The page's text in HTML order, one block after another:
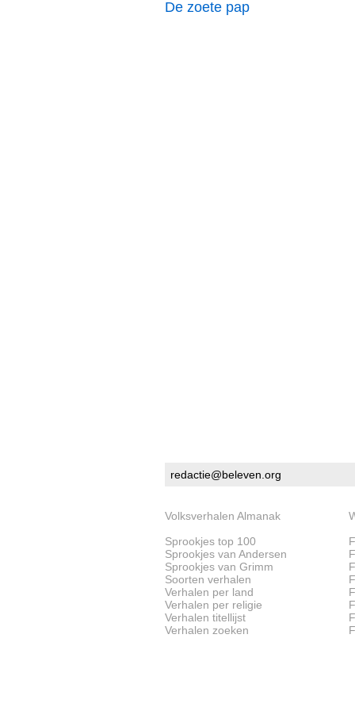
De zoete pap
redactie@beleven.org
Volksverhalen Almanak
Sprookjes top 100
Sprookjes van Andersen
Sprookjes van Grimm
Soorten verhalen
Verhalen per land
Verhalen per religie
Verhalen titellijst
Verhalen zoeken